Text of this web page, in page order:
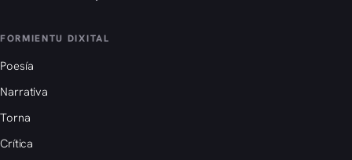
FORMIENTU DIXITAL
Poesía
Narrativa
Torna
Crítica